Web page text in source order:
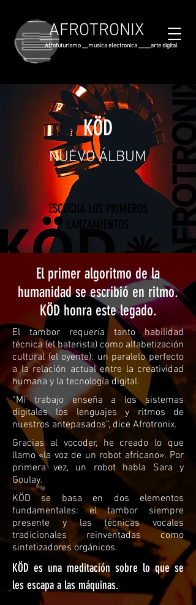
AFROTRONIX
Afrofuturismo __musica electronica ____arte digital
KÖD
NUEVO ÁLBUM
ESCUCHA LOS PRIMEROS
LANZAMIENTOS
El primer algoritmo de la
humanidad se escribió en ritmo.
KÖD honra este legado.
El tambor requería tanto habilidad
técnica (el baterista) como alfabetización
cultural (el oyente): un paralelo perfecto
a la relación actual entre la creatividad
humana y la tecnología digital.
“Mi trabajo enseña a los sistemas
digitales los lenguajes y ritmos de
nuestros antepasados”, dice Afrotronix.
Gracias al vocoder, he creado lo que
llamo «la voz de un robot africano». Por
primera vez, un robot habla Sara y
Goulay.
KÖD se basa en dos elementos
fundamentales: el tambor siempre
presente y las técnicas vocales
tradicionales reinventadas como
sintetizadores orgánicos.
KÖD es una meditación sobre lo que se
les escapa a las máquinas.